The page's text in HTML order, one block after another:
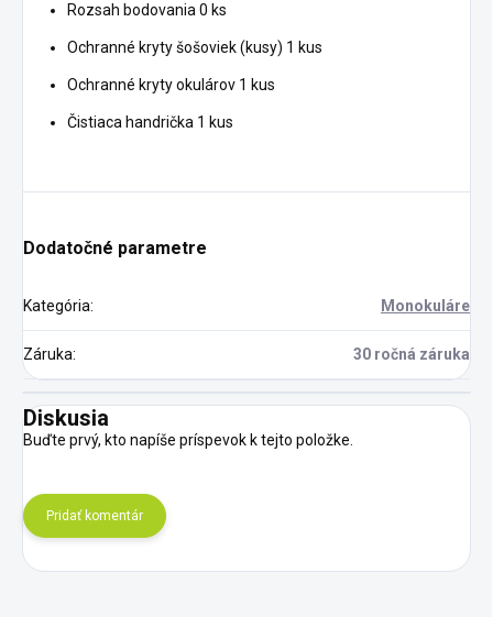
Rozsah bodovania 0 ks
Ochranné kryty šošoviek (kusy) 1 kus
Ochranné kryty okulárov 1 kus
Čistiaca handrička 1 kus
Dodatočné parametre
Kategória: Monokuláre
Záruka: 30 ročná záruka
Diskusia
Buďte prvý, kto napíše príspevok k tejto položke.
Pridať komentár